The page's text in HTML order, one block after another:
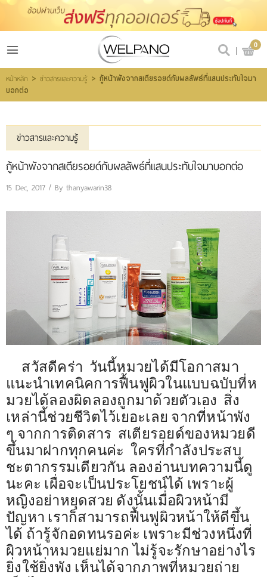
สมัครสมาชิก
สินค้าที่สนใจ(0)
@welpano
หน้าหลัก
สินค้า
รีวิวผู้ใช้จริง
แจ้งชำระเงิน
0
หน้าหลัก > ข่าวสารและความรู้ > กู้หน้าพังจากสเตียรอยด์กับผลลัพธ์ที่แสนประทับใจมา
บอกต่อ
ข่าวสารและความรู้
กู้หน้าพังจากสเตียรอยด์กับผลลัพธ์ที่แสนประทับใจมาบอกต่อ
15 Dec, 2017 / By thanyawarin38
สวัสดีคร่า วันนี้หมวยได้มีโอกาสมา
แนะนำเทคนิคการฟื้นฟูผิวในแบบฉบับที่ห
มวยได้ลองผิดลองถูกมาด้วยตัวเอง สิ่ง
เหล่านี้ช่วยชีวิตไว้เยอะเลย จากที่หน้าพัง
ๆ จากการติดสาร สเตียรอยด์ของหมวยดี
ขึ้นมาฝากทุกคนค่ะ ใครที่กำลังประสบ
ชะตากรรมเดียวกัน ลองอ่านบทความนี้ดู
นะคะ เผื่อจะเป็นประโยชน์ได้ เพราะผู้
หญิงอย่าหยุดสวย ดังนั้นเมื่อผิวหน้ามี
ปัญหา เราก็สามารถฟื้นฟูผิวหน้าให้ดีขึ้น
ได้ ถ้ารู้จักอดทนรอค่ะ เพราะมีช่วงหนึ่งที่
ผิวหน้าหมวยแย่มาก ไม่รู้จะรักษาอย่างไร
ยิ่งใช้ยิ่งพัง เห็นได้จากภาพที่หมวยถ่าย